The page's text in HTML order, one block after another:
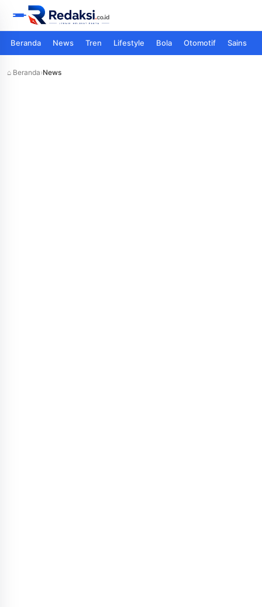
Beranda News Tren Lifestyle Bola Otomotif Sains
⌂ Beranda›News